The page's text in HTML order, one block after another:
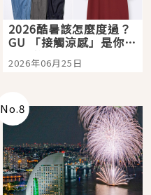
2026酷暑該怎麼度過？
GU 「接觸涼感」是你的
夏日救星
2026年06月25日
No.8